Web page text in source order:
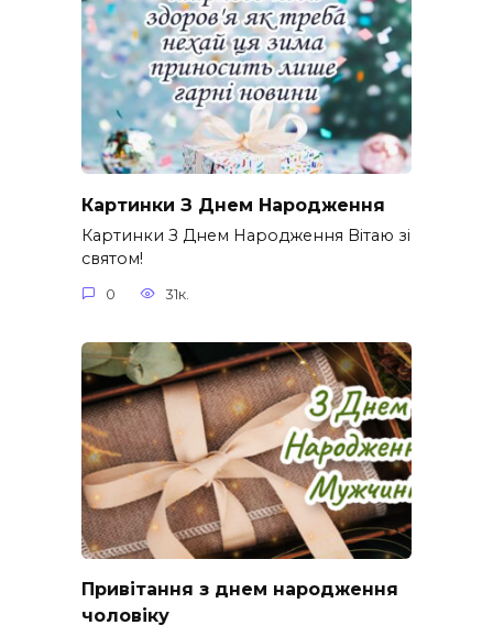
Картинки З Днем Народження
Картинки З Днем Народження Вітаю зі
святом!
0 31к.
Привітання з днем народження
чоловіку